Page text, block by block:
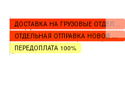
ДОСТАВКА НА ГРУЗОВЫЕ ОТДЕЛЕНИЯ
ОТДЕЛЬНАЯ ОТПРАВКА НОВОЙ ПОЧТОЙ
ПЕРЕДОПЛАТА 100%